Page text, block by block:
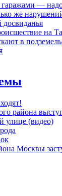
—
же
на
в
района
улице (видео)
Москвы